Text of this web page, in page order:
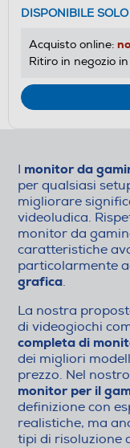
DISPONIBILE
Acquisto online:
Ritiro in negozio
I monitor da
per qualsiasi
migliorare
videoludica.
monitor da
caratteristiche
particolarmente
grafica.
La nostra
di videogiochi
completa di
dei migliori
prezzo. Nel
monitor per il
definizione con
realistiche, ma
tipi di risoluzione